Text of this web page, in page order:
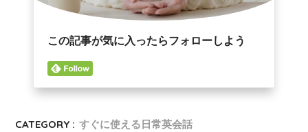
この記事が気に入ったらフォローしよう
CATEGORY : すぐに使える日常英会話